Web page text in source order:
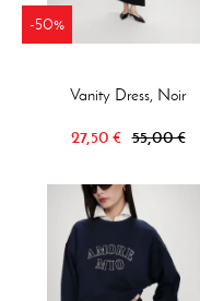
-50%
Vanity Dress, Noir
27,50 € 55,00 €